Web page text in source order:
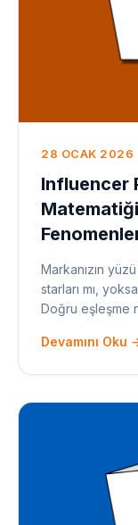
28 OCAK 2026
Influencer
Markanızın
starları mı,
Doğru eşleşme
Devamını Oku